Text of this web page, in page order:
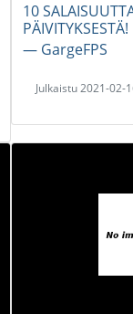
10
PÄIVITYKSESTÄ!
― GargeFPS
Julkaistu 2021-02-